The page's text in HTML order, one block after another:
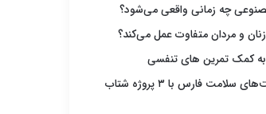
چه زمانی واقعی می‌شود؟
و مردان متفاوت عمل می‌کند؟
به کمک تمرین های تنفسی
توسعه زیرساخت‌های سلامت فارس با ۳ پروژه شتاب